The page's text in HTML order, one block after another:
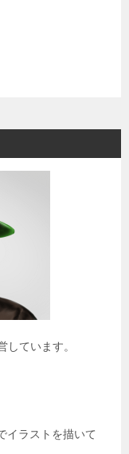
しています。
イラストを描いて